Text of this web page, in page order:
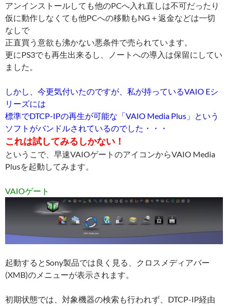
アンインストールしても他のPCへ入れ直しは不可だったり
仮に動作しなくても他PCへの移動もNG＋返金などは一切
なしで
正直買う意欲も沸かない悪条件で売られています。
更にPS3でも再生出来るし、ノートへの導入は保留にしてい
ました。
しかし、今更気付いたのですが、私が持っているVAIO Eシ
リーズには
標準でDTCP-IPの再生が可能な「VAIO Media Plus」という
ソフトがバンドルされているのでした・・・
これは試してみるしかない！
というこで、早速VAIOゲートのアイコンからVAIO Media
Plusを起動してみます。
VAIOゲート
起動するとSony製品では良く見る、クロスメディアバー
(XMB)のメニューが表示されます。
初期状態では、対象機器の検索も行われず、DTCP-IP経由